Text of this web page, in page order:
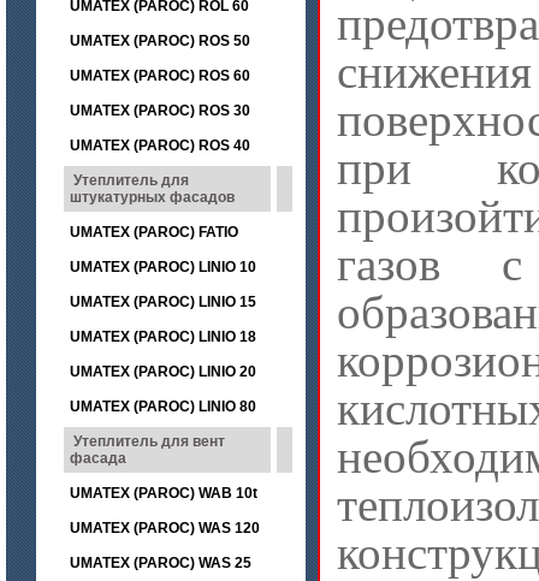
UMATEX (PAROC) ROL 60
UMATEX (PAROC) ROS 50
UMATEX (PAROC) ROS 60
UMATEX (PAROC) ROS 30
UMATEX (PAROC) ROS 40
Утеплитель для
штукатурных фасадов
UMATEX (PAROC) FATIO
UMATEX (PAROC) LINIO 10
UMATEX (PAROC) LINIO 15
UMATEX (PAROC) LINIO 18
UMATEX (PAROC) LINIO 20
UMATEX (PAROC) LINIO 80
Утеплитель для вент
фасада
UMATEX (PAROC) WAB 10t
UMATEX (PAROC) WAS 120
UMATEX (PAROC) WAS 25
при
газов